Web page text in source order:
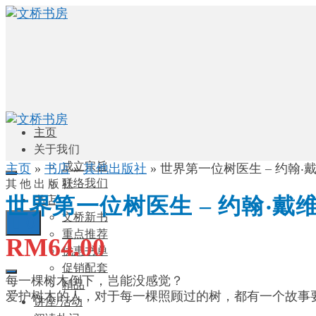
主页
关于我们
成立宗旨
联络我们
书店
文桥新书
重点推荐
优惠书单
促销配套
精品
讲座/活动
0
主页 » 书店 » 其他出版社 » 世界第一位树医生 – 约翰‧
其他出版社
世界第一位树医生 – 约翰‧戴
RM64.00
每一棵树木倒下，岂能没感觉？
爱护树木的人，对于每一棵照顾过的树，都有一个故事